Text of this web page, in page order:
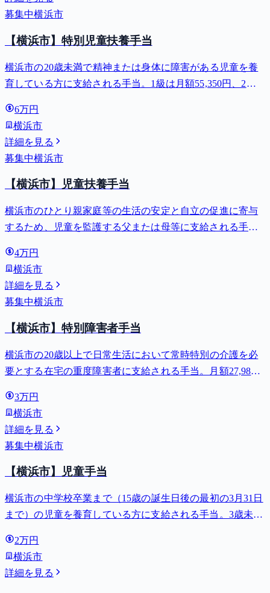
募集中横浜市
【横浜市】特別児童扶養手当
横浜市の20歳未満で精神または身体に障害がある児童を養
育している方に支給される手当。1級は月額55,350円、2級
6万円
横浜市
詳細を見る
募集中横浜市
【横浜市】児童扶養手当
横浜市のひとり親家庭等の生活の安定と自立の促進に寄与
するため、児童を監護する父または母等に支給される手
4万円
横浜市
詳細を見る
募集中横浜市
【横浜市】特別障害者手当
横浜市の20歳以上で日常生活において常時特別の介護を必
要とする在宅の重度障害者に支給される手当。月額27,980
3万円
横浜市
詳細を見る
募集中横浜市
【横浜市】児童手当
横浜市の中学校卒業まで（15歳の誕生日後の最初の3月31日
まで）の児童を養育している方に支給される手当。3歳未満
子以降は15,000円）、中学生は月額10,000円。
2万円
横浜市
詳細を見る